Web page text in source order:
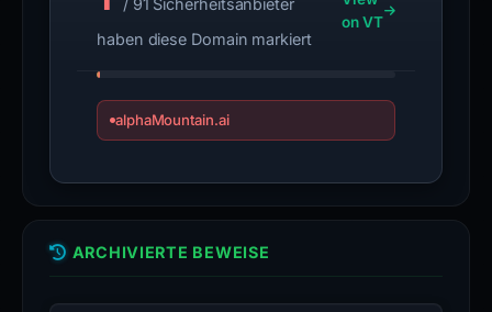
/ 91 Sicherheitsanbieter
haben diese Domain markiert
on VT
alphaMountain.ai
ARCHIVIERTE BEWEISE